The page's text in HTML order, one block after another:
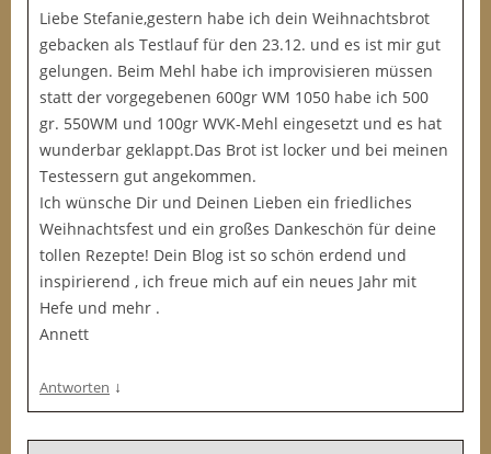
Liebe Stefanie,gestern habe ich dein Weihnachtsbrot
gebacken als Testlauf für den 23.12. und es ist mir gut
gelungen. Beim Mehl habe ich improvisieren müssen
statt der vorgegebenen 600gr WM 1050 habe ich 500
gr. 550WM und 100gr WVK-Mehl eingesetzt und es hat
wunderbar geklappt.Das Brot ist locker und bei meinen
Testessern gut angekommen.
Ich wünsche Dir und Deinen Lieben ein friedliches
Weihnachtsfest und ein großes Dankeschön für deine
tollen Rezepte! Dein Blog ist so schön erdend und
inspirierend , ich freue mich auf ein neues Jahr mit
Hefe und mehr .
Annett
Antworten ↓